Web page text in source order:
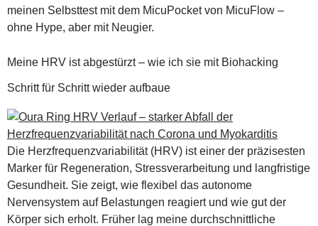
meinen Selbsttest mit dem MicuPocket von MicuFlow –
ohne Hype, aber mit Neugier.
Meine HRV ist abgestürzt – wie ich sie mit Biohacking
Schritt für Schritt wieder aufbaue
Die Herzfrequenzvariabilität (HRV) ist einer der präzisesten
Marker für Regeneration, Stressverarbeitung und langfristige
Gesundheit. Sie zeigt, wie flexibel das autonome
Nervensystem auf Belastungen reagiert und wie gut der
Körper sich erholt. Früher lag meine durchschnittliche